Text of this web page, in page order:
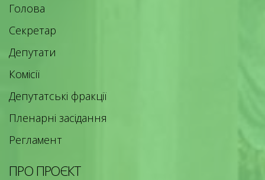
Голова
Секретар
Депутати
Комісії
Депутатські фракції
Пленарні засідання
Регламент
ПРО ПРОЄКТ